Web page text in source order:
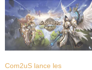
Com2uS lance les